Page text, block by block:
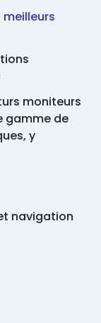
meilleurs
moniteurs
gamme de
y
navigation